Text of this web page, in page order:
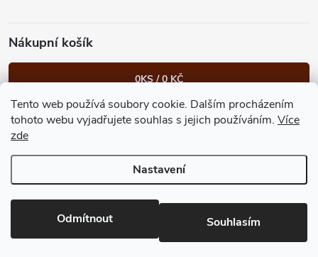
Tento web používá soubory cookie. Dalším procházením
tohoto webu vyjadřujete souhlas s jejich používáním. Více
zde
Nastavení
Odmítnout Souhlasím
Nákupní košík
0KS /0 KČ
Heureka.cz Facebook Instagram Bonvolo - přidej se taky
Vytvořil Shoptet Premium
GastroKlub.cz. Všechna práva vyhrazena.
nastavení cookies